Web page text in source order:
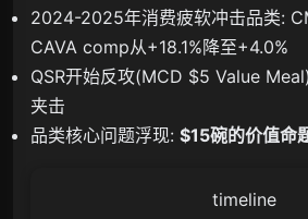
2024-2025年消费疲软冲击品类:
CAVA comp从+18.1%降至+4.0%
QSR开始反攻(MCD $5 Value
夹击
品类核心问题浮现: $15碗的价值命
timeline